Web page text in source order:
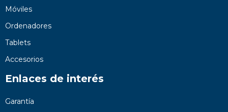
Móviles
Ordenadores
Tablets
Accesorios
Enlaces de interés
Garantía